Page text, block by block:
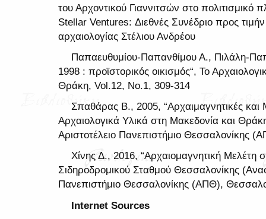
του Αρχοντικού Γιαννιτσών στο πολιτισμικό
Stellar Ventures: Διεθνές Συνέδριο προς
αρχαιολογίας Στέλιου Ανδρέου
Παπαευθυμίου-Παπανθίμου Α., Πιλάλη-
1998 : προϊστορικός οικισμός“, Το
Θράκη, Vol.12, No.1, 309-314
Σπαθάρας Β., 2005, “Αρχαιμαγνητικές και
Αρχαιολογικά Υλικά στη Μακεδονία και
Αριστοτέλειο Πανεπιστήμιο Θεσσαλονίκης
Χίνης Δ., 2016, “Αρχαιομαγνητική Μελέτη
Σιδηροδρομικού Σταθμού Θεσσαλονίκης
Πανεπιστήμιο Θεσσαλονίκης (ΑΠΘ),
Internet Sources